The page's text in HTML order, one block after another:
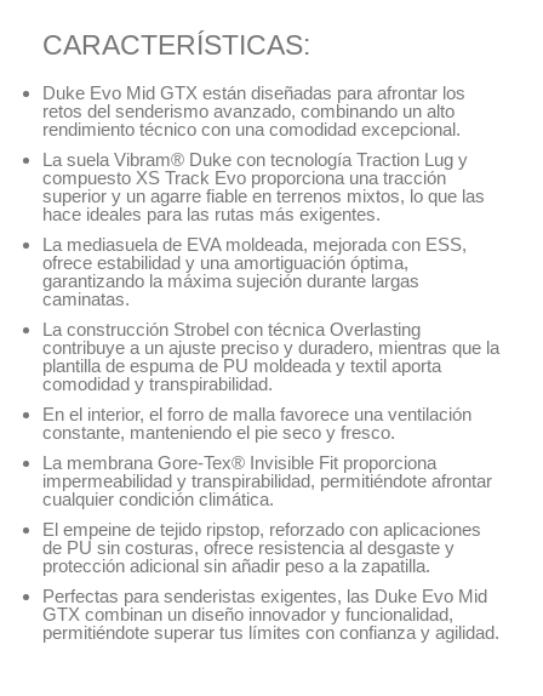
CARACTERÍSTICAS:
Duke Evo Mid GTX están diseñadas para afrontar los
retos del senderismo avanzado, combinando un alto
rendimiento técnico con una comodidad excepcional.
La suela Vibram® Duke con tecnología Traction Lug y
compuesto XS Track Evo proporciona una tracción
superior y un agarre fiable en terrenos mixtos, lo que las
hace ideales para las rutas más exigentes.
La mediasuela de EVA moldeada, mejorada con ESS,
ofrece estabilidad y una amortiguación óptima,
garantizando la máxima sujeción durante largas
caminatas.
La construcción Strobel con técnica Overlasting
contribuye a un ajuste preciso y duradero, mientras que la
plantilla de espuma de PU moldeada y textil aporta
comodidad y transpirabilidad.
En el interior, el forro de malla favorece una ventilación
constante, manteniendo el pie seco y fresco.
La membrana Gore-Tex® Invisible Fit proporciona
impermeabilidad y transpirabilidad, permitiéndote afrontar
cualquier condición climática.
El empeine de tejido ripstop, reforzado con aplicaciones
de PU sin costuras, ofrece resistencia al desgaste y
protección adicional sin añadir peso a la zapatilla.
Perfectas para senderistas exigentes, las Duke Evo Mid
GTX combinan un diseño innovador y funcionalidad,
permitiéndote superar tus límites con confianza y agilidad.